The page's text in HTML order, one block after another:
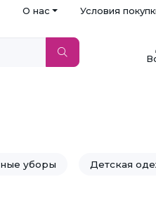
О нас Условия
уборы Детская